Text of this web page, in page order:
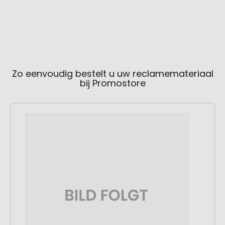
Zo eenvoudig bestelt u uw reclamemateriaal
bij Promostore